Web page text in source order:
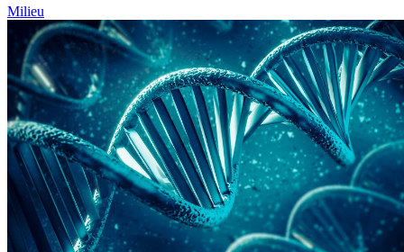
Milieu